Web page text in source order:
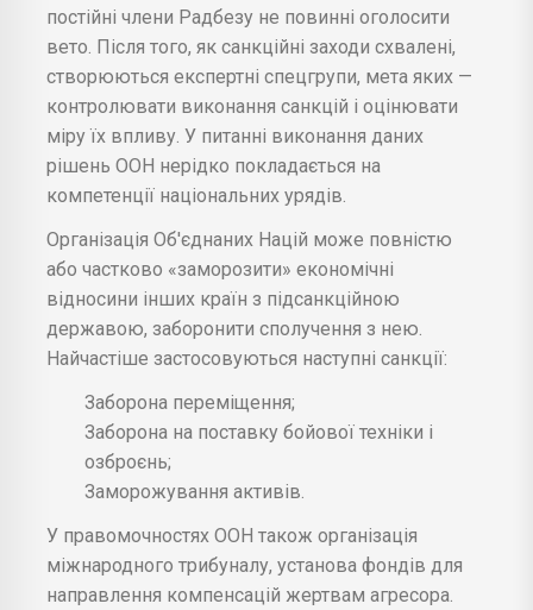
постійні члени Радбезу не повинні оголосити
вето. Після того, як санкційні заходи схвалені,
створюються експертні спецгрупи, мета яких —
контролювати виконання санкцій і оцінювати
міру їх впливу. У питанні виконання даних
рішень ООН нерідко покладається на
компетенції національних урядів.
Організація Об'єднаних Націй може повністю
або частково «заморозити» економічні
відносини інших країн з підсанкційною
державою, заборонити сполучення з нею.
Найчастіше застосовуються наступні санкції:
Заборона переміщення;
Заборона на поставку бойової техніки і
озброєнь;
Заморожування активів.
У правомочностях ООН також організація
міжнародного трибуналу, установа фондів для
направлення компенсацій жертвам агресора.